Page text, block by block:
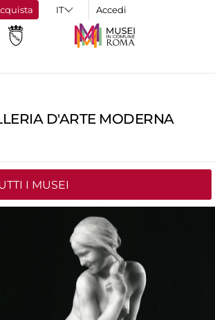
Accedi
D'ARTE MODERNA
I MUSEI